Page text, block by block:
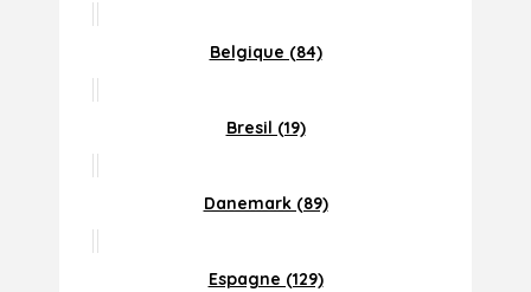
Belgique (84)
Bresil (19)
Danemark (89)
Espagne (129)